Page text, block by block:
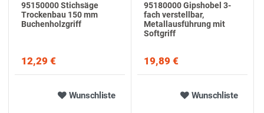
95150000 Stichsäge
Trockenbau 150 mm
Buchenholzgriff
12,29 €
95180000 Gipshobel 3-
fach verstellbar,
Metallausführung mit
Softgriff
19,89 €
Wunschliste Wunschliste